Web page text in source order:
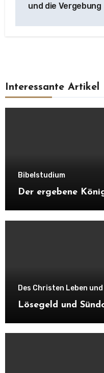
und die Vergebung
Interessante Artikel
Bibelstudium
Der ergebene
Des Christen Leben
Lösegeld und